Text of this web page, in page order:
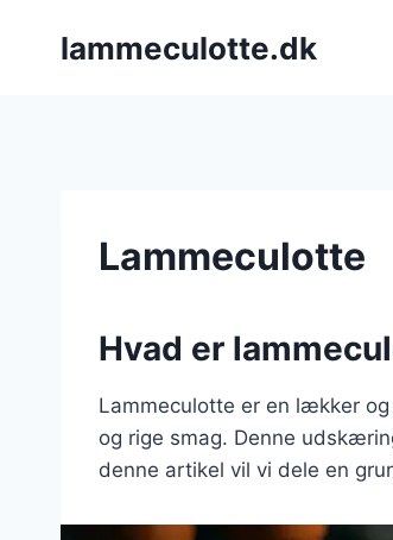
lammeculotte.dk
Lammeculotte
Hvad er
Lammeculotte er en lækker
og rige smag. Denne
denne artikel vil vi dele en